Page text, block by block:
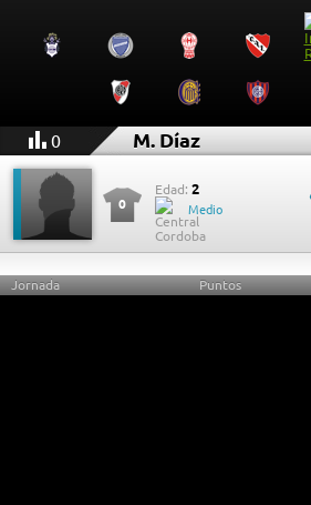
0 M. Díaz
0
Edad: 2
Medio
Jornada Puntos